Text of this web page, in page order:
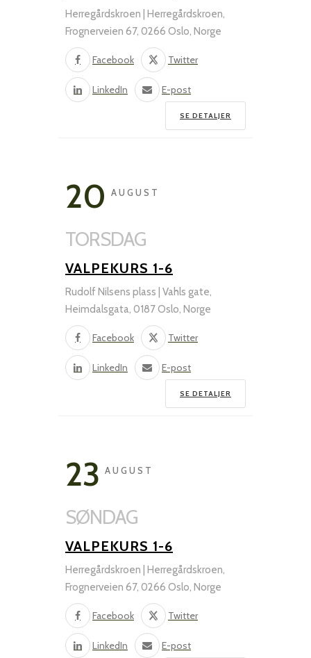
Herregårdskroen | Herregårdskroen,
Frognerveien 67, 0266 Oslo, Norge
Facebook Twitter
LinkedIn E-post
SE DETALJER
20 AUGUST
TORSDAG
VALPEKURS 1-6
Rudolf Nilsens plass | Vahls gate,
Heimdalsgata, 0187 Oslo, Norge
Facebook Twitter
LinkedIn E-post
SE DETALJER
23 AUGUST
SØNDAG
VALPEKURS 1-6
Herregårdskroen | Herregårdskroen,
Frognerveien 67, 0266 Oslo, Norge
Facebook Twitter
LinkedIn E-post